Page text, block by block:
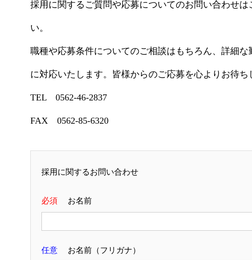
採用に関するご質問や応募についてのお問い合わせ
い。
職種や応募条件についてのご相談はもちろん、詳細
に対応いたします。皆様からのご応募を心よりお待ち
TEL 0562-46-2837
FAX 0562-85-6320
採用に関するお問い合わせ
必須 お名前
任意 お名前（フリガナ）